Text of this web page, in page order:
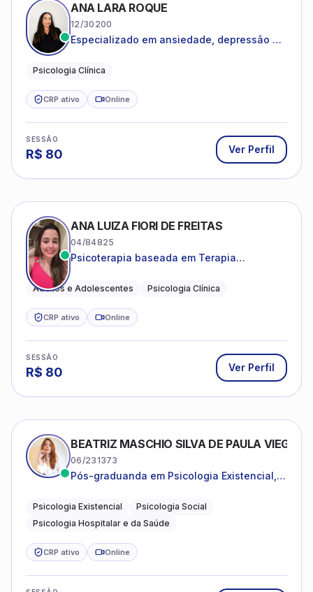
ANA LARA ROQUE
12/30200
Especializado em ansiedade, depressão e
Psicologia Clínica
CRP ativo Online
SESSÃO
R$ 80 Ver Perfil
ANA LUIZA FIORI DE FREITAS
04/84825
Psicoterapia baseada em Terapia
Adultos e Adolescentes Psicologia Clínica
CRP ativo Online
SESSÃO
R$ 80 Ver Perfil
BEATRIZ MASCHIO SILVA DE PAULA VIEGAS
06/231373
Pós-graduanda em Psicologia Existencial,
da Saúde.
Psicologia Existencial
Psicologia Social
Psicologia Hospitalar e da Saúde
CRP ativo Online